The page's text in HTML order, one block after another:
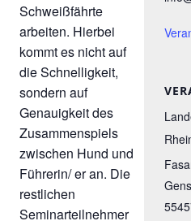
Schweißfährte
arbeiten. Hierbei
kommt es nicht auf
die Schnelligkeit,
sondern auf
Genauigkeit des
Zusammenspiels
zwischen Hund und
Führerin/ er an. Die
restlichen
Seminarteilnehmer